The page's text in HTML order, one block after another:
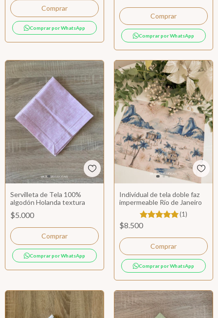
Comprar por WhatsApp
Comprar por WhatsApp
Servilleta de Tela 100%
algodón Holanda textura
$5.000
Comprar por WhatsApp
Individual de tela doble faz
impermeable Río de Janeiro
(1)
$8.500
Comprar por WhatsApp